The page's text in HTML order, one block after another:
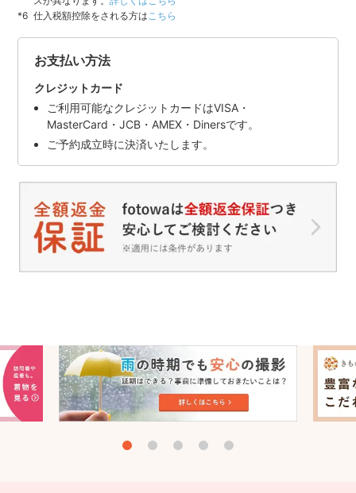
仕入税額控除をされる方は こちら
お支払い方法
クレジットカード
ご利用可能なクレジットカードはVISA・
MasterCard・JCB・AMEX・Dinersです。
ご予約成立時に決済いたします。